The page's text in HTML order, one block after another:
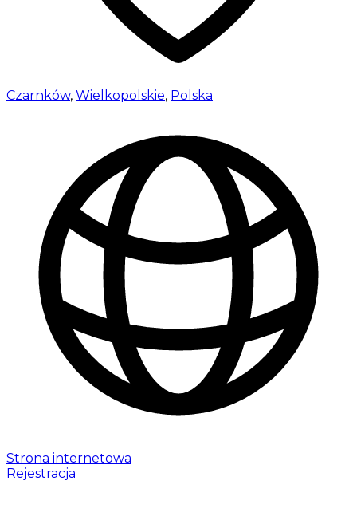
Czarnków, Wielkopolskie, Polska
Strona internetowa
Rejestracja